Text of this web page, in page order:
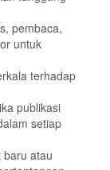
pembaca,
untuk
terhadap
publikasi
setiap
baru atau